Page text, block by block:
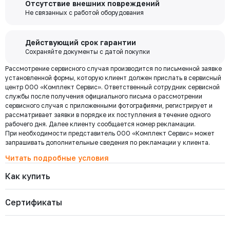
334-080-16
Давление номинальноеДиаметр номинальный
26 537 ₽
334-050-16
Давление номинальное
РУ 16
Диаметр номинальный
ДУ 50
Наличие
Есть
Цена с НДС
15 164 ₽ Купить
334-040-16
Давление номинальноеДиаметр номинальныйНаличие
Цена с НДС Купить
334-032-16
Давление номинальное
РУ 16 ДУ 32 Есть
выходя из дома переводите деньги со счета на счет, оплачивайте
покупки и выполняйте другие банковские операции.
Обмен документами через Диадок это обмен и подписание
любых документов без дублирования на бумаге. Приглашаем Вас
приступить к работе по обмену документами в электронном
виде.
Подробнее
забор груза в выбранной вами транспортной компании.
Бесплатная
доставка по
Москве и
области при
заказе от 30
000 ₽
Региональная доставка
Мы стремимся сократить издержки по доставке заказов для наших
клиентов!
Москве. Условия доставки до терминалов ТК в других городах
габаритов и конечного пункта назначения. Услуги по доставке от
Отсутствие внешних повреждений
Не связанных с работой оборудования
Действующий срок гарантии
Сохраняйте документы с датой покупки
Рассмотрение сервисного случая производится по письменной заявке
установленной формы, которую клиент должен прислать в сервисный
центр ООО «Комплект Сервис». Ответственный сотрудник сервисной
службы после получения официального письма о рассмотрении
сервисного случая с приложенными фотографиями, регистрирует и
рассматривает заявки в порядке их поступления в течение одного
рабочего дня. Далее клиенту сообщается номер рекламации.
При необходимости представитель ООО «Комплект Сервис» может
запрашивать дополнительные сведения по рекламации у клиента.
Читать подробные условия
Как купить
Сертификаты